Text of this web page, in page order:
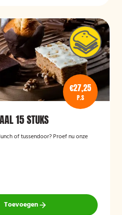
€27,25
P.S
15 STUKS
of tussendoor? Proef nu onze
Toevoegen